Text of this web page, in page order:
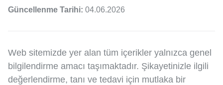
Güncellenme Tarihi: 04.06.2026
Web sitemizde yer alan tüm içerikler yalnızca genel
bilgilendirme amacı taşımaktadır. Şikayetinizle ilgili
değerlendirme, tanı ve tedavi için mutlaka bir